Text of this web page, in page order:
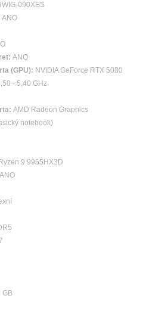
090XES
ANO
ANO
(GPU): NVIDIA GeForce RTX 5080
- 5,40 GHz
AMD Radeon Graphics
notebook)
9 9955HX3D
ANO
GB